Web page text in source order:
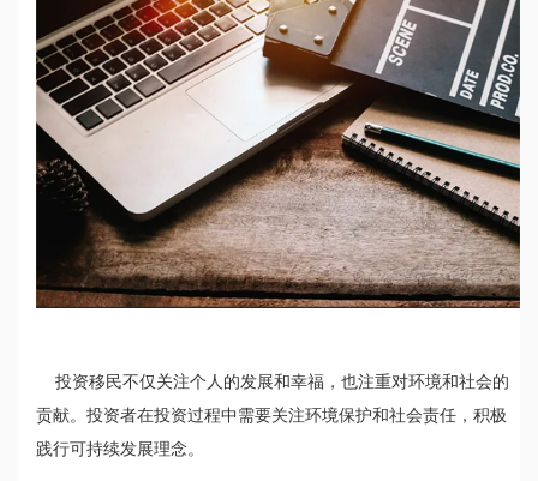
投资移民不仅关注个人的发展和幸福，也注重对环境和社会的
贡献。投资者在投资过程中需要关注环境保护和社会责任，积极
践行可持续发展理念。